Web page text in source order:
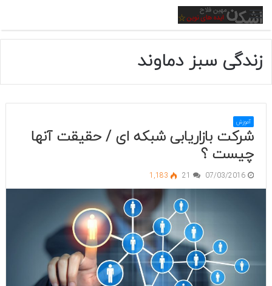
منو
زندگی سبز دماوند
آموزش
شرکت بازاریابی شبکه ای / حقیقت آنها
چیست ؟
07/03/2016
21
1,183